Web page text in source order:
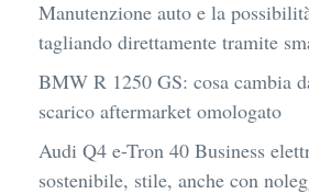
Manutenzione auto e la
tagliando direttamente tramite
BMW R 1250 GS: cosa cambia
scarico aftermarket omologato
Audi Q4 e-Tron 40 Business
sostenibile, stile, anche con